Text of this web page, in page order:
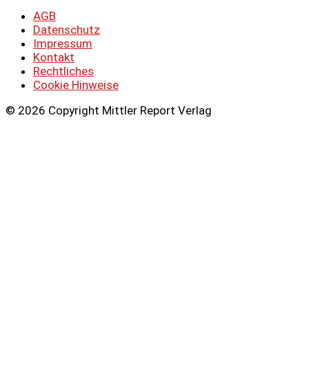
AGB
Datenschutz
Impressum
Kontakt
Rechtliches
Cookie Hinweise
© 2026 Copyright Mittler Report Verlag